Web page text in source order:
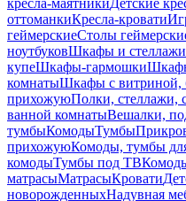
кресла-маятникиДетские
оттоманкиКресла-кровати
геймерскиеСтолы
ноутбуковШкафы и стеллажи
купеШкафы-гармошки
комнатыШкафы с витриной,
прихожуюПолки, стеллажи,
ванной комнатыВешалки,
тумбыКомодыТумбы
прихожуюКомоды, тумбы
комодыТумбы под ТВ
матрасыМатрасыКровати
новорожденныхНадувная